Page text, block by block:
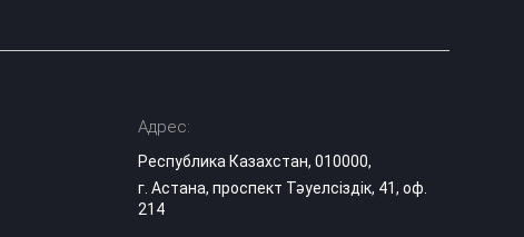
Адрес:
Республика Казахстан, 010000,
г. Астана, проспект Тәуелсіздік, 41, оф.
214